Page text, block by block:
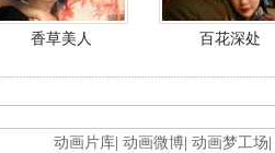
香草美人 百花深处
动画片库 动画微博 动画梦工场